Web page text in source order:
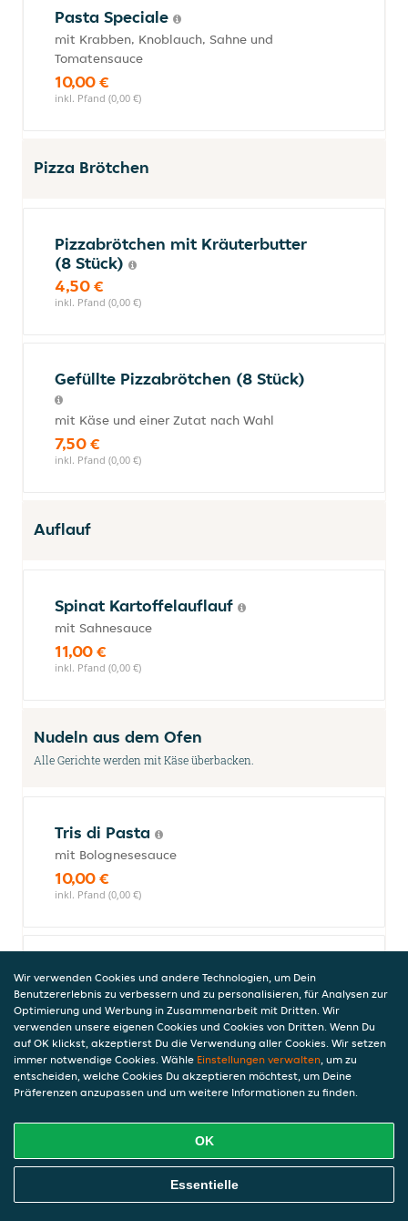
Pasta Speciale
mit Krabben, Knoblauch, Sahne und
Tomatensauce
10,00 €
inkl. Pfand (0,00 €)
Pizza Brötchen
Pizzabrötchen mit Kräuterbutter
(8 Stück)
4,50 €
inkl. Pfand (0,00 €)
Gefüllte Pizzabrötchen (8 Stück)
mit Käse und einer Zutat nach Wahl
7,50 €
inkl. Pfand (0,00 €)
Auflauf
Spinat Kartoffelauflauf
mit Sahnesauce
11,00 €
inkl. Pfand (0,00 €)
Nudeln aus dem Ofen
Alle Gerichte werden mit Käse überbacken.
Tris di Pasta
mit Bolognesesauce
10,00 €
inkl. Pfand (0,00 €)
Maccheroni alla Funghi
mit Schinken, Broccoli, Champignons und
Sahnesauce
10,50 €
inkl. Pfand (0,00 €)
Tortellini al Forno
10,00 € Online Essen Bestellen
Wir verwenden Cookies und andere Technologien, um Dein
Benutzererlebnis zu verbessern und zu personalisieren, für Analysen zur
Optimierung und Werbung in Zusammenarbeit mit Dritten. Wir
verwenden unsere eigenen Cookies und Cookies von Dritten. Wenn Du
auf OK klickst, akzeptierst Du die Verwendung aller Cookies. Wir setzen
immer notwendige Cookies. Wähle Einstellungen verwalten, um zu
entscheiden, welche Cookies Du akzeptieren möchtest, um Deine
Präferenzen anzupassen und um weitere Informationen zu finden.
OK
Essentielle